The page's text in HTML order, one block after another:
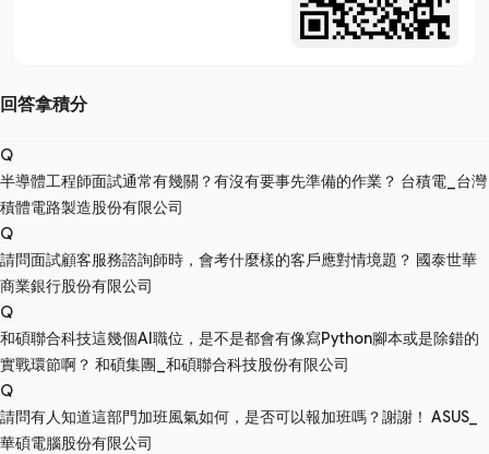
回答拿積分
Q
半導體工程師面試通常有幾關？有沒有要事先準備的作業？ 台積電_台灣
積體電路製造股份有限公司
Q
請問面試顧客服務諮詢師時，會考什麼樣的客戶應對情境題？ 國泰世華
商業銀行股份有限公司
Q
和碩聯合科技這幾個AI職位，是不是都會有像寫Python腳本或是除錯的
實戰環節啊？ 和碩集團_和碩聯合科技股份有限公司
Q
請問有人知道這部門加班風氣如何，是否可以報加班嗎？謝謝！ ASUS_
華碩電腦股份有限公司